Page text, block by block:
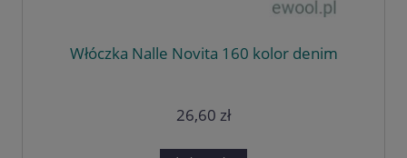
Włóczka Nalle Novita 160 kolor denim
26,60 zł